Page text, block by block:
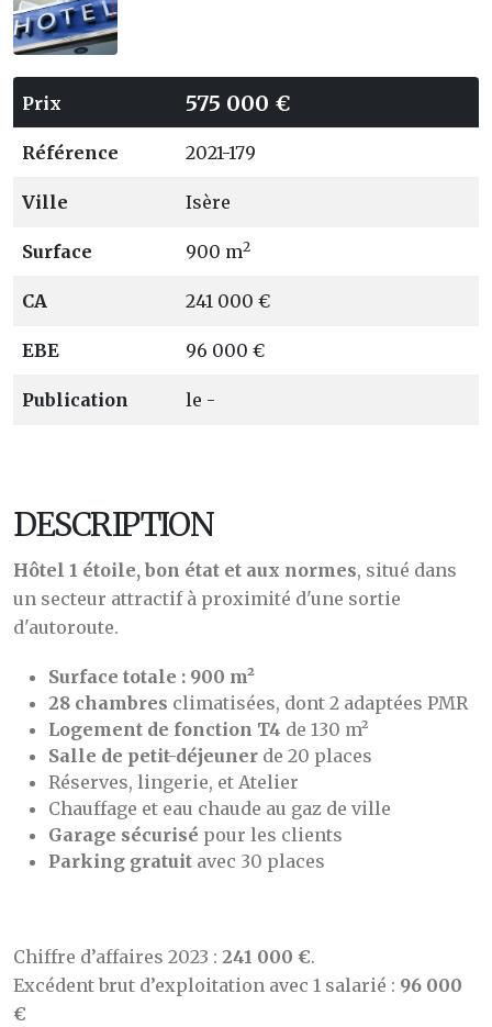
Prix 575 000 €
Référence 2021-179
Ville Isère
Surface 900 m2
CA 241 000 €
EBE 96 000 €
Publication le -
DESCRIPTION
Hôtel 1 étoile, bon état et aux normes, situé dans
un secteur attractif à proximité d'une sortie
d'autoroute.
Surface totale : 900 m²
28 chambres climatisées, dont 2 adaptées PMR
Logement de fonction T4 de 130 m²
Salle de petit-déjeuner de 20 places
Réserves, lingerie, et Atelier
Chauffage et eau chaude au gaz de ville
Garage sécurisé pour les clients
Parking gratuit avec 30 places
Chiffre d’affaires 2023 : 241 000 €.
Excédent brut d’exploitation avec 1 salarié : 96 000
€